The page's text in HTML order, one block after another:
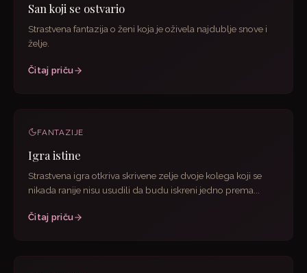
San koji se ostvario
Strastvena fantazija o ženi koja je oživela najdublje snove i
želje.
Čitaj priču
FANTAZIJE
Igra istine
Strastvena igra otkriva skrivene zelje dvoje kolega koji se
nikada ranije nisu usudili da budu iskreni jedno prema...
Čitaj priču